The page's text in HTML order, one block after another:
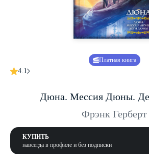
Платная книга
4.1
Дюна. Мессия Дюны.
Фрэнк Герберт
КУПИТЬ
навсегда в профиле и без подписки